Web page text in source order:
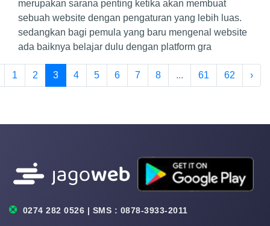
merupakan sarana penting ketika akan membuat
sebuah website dengan pengaturan yang lebih luas.
sedangkan bagi pemula yang baru mengenal website
ada baiknya belajar dulu dengan platform gra
1 2 3 4 5 6 7 8 ... 61 62 ›
0274 282 0526 | SMS : 0878-3933-2011